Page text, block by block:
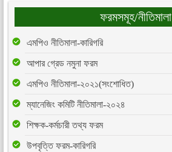
ফরমসমূহ/নীতিমালা
এমপিও নীতিমালা-কারিগরি
আপার গ্রেড নমুনা ফরম
এমপিও নীতিমালা-২০২১(সংশোধিত)
ম্যানেজিং কমিটি নীতিমালা-২০২৪
শিক্ষক-কর্মচারী তথ্য ফরম
উপবৃত্তি ফরম-কারিগরি